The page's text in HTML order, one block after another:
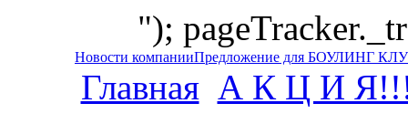
");
Новости компанииПредложение для БОУЛИНГ
Главная А К Ц И